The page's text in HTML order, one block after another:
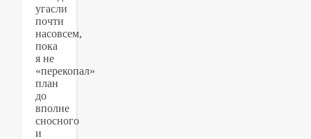
угасли
почти
насовсем,
пока
я не
«перекопал»
план
до
вполне
сносного
и